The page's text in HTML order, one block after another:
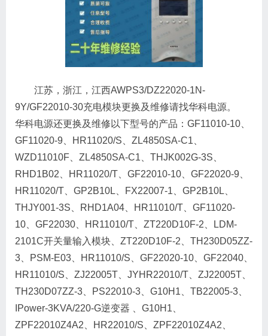
江苏，浙江，江西AWPS3/DZ22020-1N-
9Y/GF22010-30充电模块更换及维修请找华科电源。
华科电源还更换及维修以下型号的产品：GF11010-10、
GF11020-9、HR11020/S、ZL4850SA-C1、
WZD11010F、ZL4850SA-C1、THJK002G-3S、
RHD1B02、HR11020/T、GF22010-10、GF22020-9、
HR11020/T、GP2B10L、FX22007-1、GP2B10L、
THJY001-3S、RHD1A04、HR11010/T、GF11020-
10、GF22030、HR11010/T、ZT220D10F-2、LDM-
2101C开关量输入模块、ZT220D10F-2、TH230D05ZZ-
3、PSM-E03、HR11010/S、GF22020-10、GF22040、
HR11010/S、ZJ22005T、JYHR22010/T、ZJ22005T、
TH230D07ZZ-3、PS22010-3、G10H1、TB22005-3、
IPower-3KVA/220-G逆变器 、G10H1、
ZPF22010Z4A2、HR22010/S、ZPF22010Z4A2、